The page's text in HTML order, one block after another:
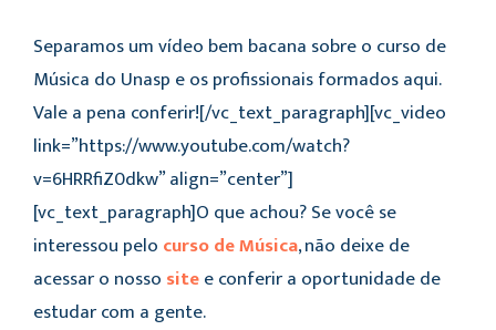
Separamos um vídeo bem bacana sobre o curso de
Música do Unasp e os profissionais formados aqui.
Vale a pena conferir![/vc_text_paragraph][vc_video
link=”https://www.youtube.com/watch?
v=6HRRfiZ0dkw” align=”center”]
[vc_text_paragraph]O que achou? Se você se
interessou pelo curso de Música, não deixe de
acessar o nosso sitee conferir a oportunidade de
estudar com a gente.